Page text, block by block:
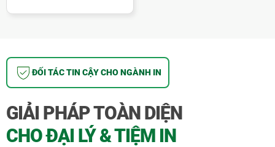
Máy đóng lò xo nhựa Bosser CB-570
thêm các chức năng tiện dụng như bỏ lỗ bất kỳ, canh
hàng. Khi đó bạn có thể điều chỉnh được những kiểu
đóng sách theo ý thích phù hợp với nhu cầu thẩm
mỹ.
ĐỐI TÁC TIN CẬY CHO NGÀNH IN
GIẢI PHÁP TOÀN DIỆN
CHO ĐẠI LÝ & TIỆM IN